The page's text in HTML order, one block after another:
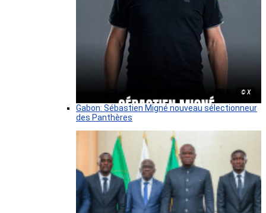
© X
Gabon: Sébastien Migné nouveau sélectionneur
des Panthères